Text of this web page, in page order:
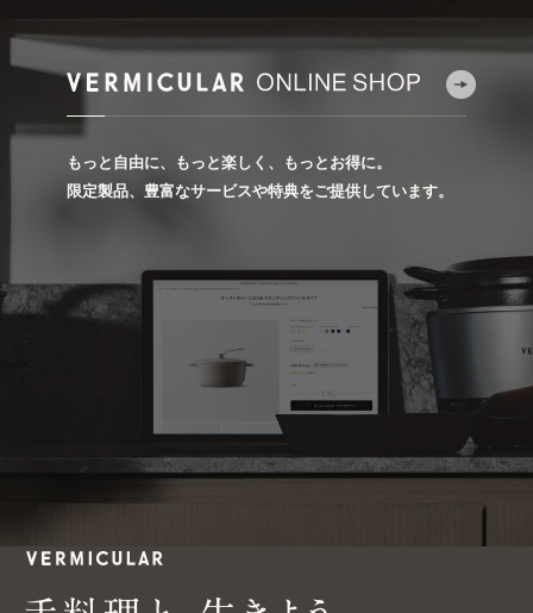
もっと自由に、もっと楽しく、もっとお得に。
限定製品、豊富なサービスや特典をご提供しています。